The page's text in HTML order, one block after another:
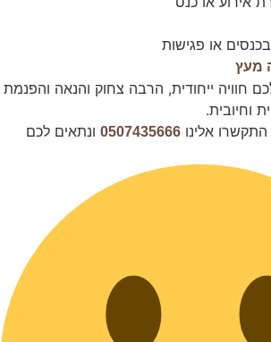
מעץ
חוויה ייחודית, הרבה צחוק והנאה והפנמת
וחיובית.
אלינו 0507435666 ונתאים לכם